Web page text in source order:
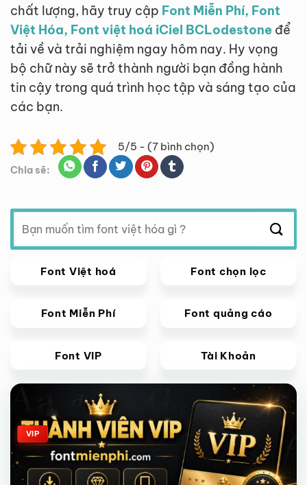
chất lượng, hãy truy cập Font Miễn Phí, Font
Việt Hóa, Font việt hoá iCiel BCLodestone để
tải về và trải nghiệm ngay hôm nay. Hy vọng
bộ chữ này sẽ trở thành người bạn đồng hành
tin cậy trong quá trình học tập và sáng tạo của
các bạn.
5/5 - (7 bình chọn)
Chia sẽ:
Tìm
kiếm:
Font Việt hoá Font chọn lọc
Font Miễn Phí Font quảng cáo
Font VIP Tài Khoản
Giảm giá!
VIP